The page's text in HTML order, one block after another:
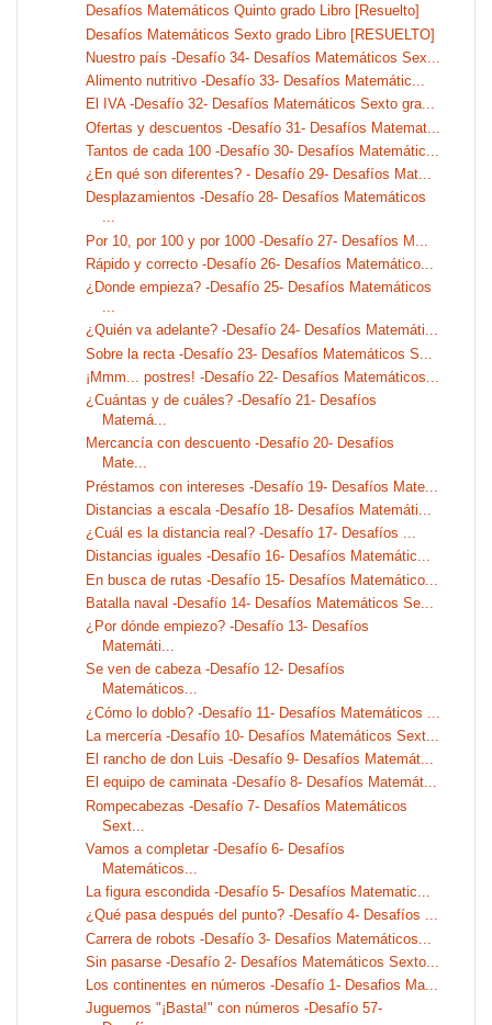
Desafíos Matemáticos Quinto grado Libro [Resuelto]
Desafíos Matemáticos Sexto grado Libro [RESUELTO]
Nuestro país -Desafío 34- Desafíos Matemáticos Sex...
Alimento nutritivo -Desafío 33- Desafíos Matemátic...
El IVA -Desafío 32- Desafíos Matemáticos Sexto gra...
Ofertas y descuentos -Desafío 31- Desafíos Matemat...
Tantos de cada 100 -Desafío 30- Desafíos Matemátic...
¿En qué son diferentes? - Desafío 29- Desafíos Mat...
Desplazamientos -Desafío 28- Desafíos Matemáticos
...
Por 10, por 100 y por 1000 -Desafío 27- Desafíos M...
Rápido y correcto -Desafío 26- Desafíos Matemático...
¿Donde empieza? -Desafío 25- Desafíos Matemáticos
...
¿Quién va adelante? -Desafío 24- Desafíos Matemáti...
Sobre la recta -Desafío 23- Desafíos Matemáticos S...
¡Mmm... postres! -Desafío 22- Desafíos Matemáticos...
¿Cuántas y de cuáles? -Desafío 21- Desafíos
Matemá...
Mercancía con descuento -Desafío 20- Desafíos
Mate...
Préstamos con intereses -Desafío 19- Desafíos Mate...
Distancias a escala -Desafío 18- Desafíos Matemáti...
¿Cuál es la distancia real? -Desafío 17- Desafíos ...
Distancias iguales -Desafío 16- Desafíos Matemátic...
En busca de rutas -Desafío 15- Desafíos Matemático...
Batalla naval -Desafío 14- Desafíos Matemáticos Se...
¿Por dónde empiezo? -Desafío 13- Desafíos
Matemáti...
Se ven de cabeza -Desafío 12- Desafíos
Matemáticos...
¿Cómo lo doblo? -Desafío 11- Desafíos Matemáticos ...
La mercería -Desafío 10- Desafíos Matemáticos Sext...
El rancho de don Luis -Desafío 9- Desafíos Matemát...
El equipo de caminata -Desafío 8- Desafíos Matemát...
Rompecabezas -Desafío 7- Desafíos Matemáticos
Sext...
Vamos a completar -Desafío 6- Desafíos
Matemáticos...
La figura escondida -Desafío 5- Desafíos Matematic...
¿Qué pasa después del punto? -Desafío 4- Desafíos ...
Carrera de robots -Desafío 3- Desafíos Matemáticos...
Sin pasarse -Desafío 2- Desafíos Matemáticos Sexto...
Los continentes en números -Desafío 1- Desafios Ma...
Juguemos "¡Basta!" con números -Desafío 57-